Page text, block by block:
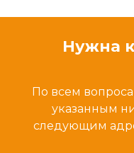
Нужна
По всем
указанным
следующим